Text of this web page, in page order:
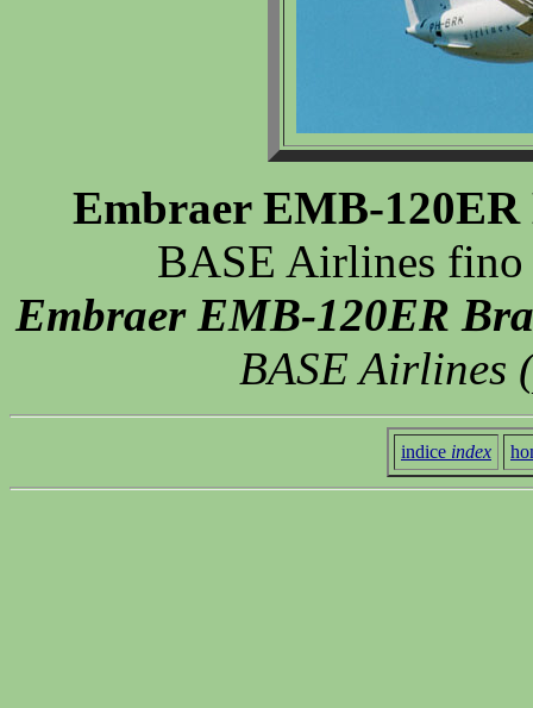
Embraer EMB-
BASE Airlines fino
Embraer EMB-120ER
BASE Airlines
indice index